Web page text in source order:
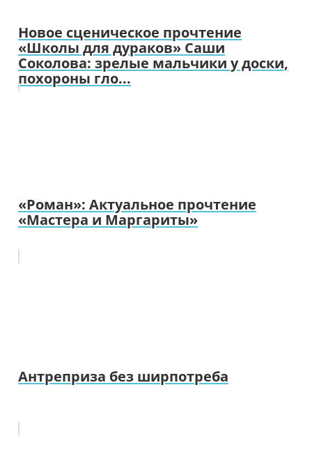
Новое сценическое прочтение
«Школы для дураков» Саши
Соколова: зрелые мальчики у доски,
похороны гло...
«Роман»: Актуальное прочтение
«Мастера и Маргариты»
Антреприза без ширпотреба